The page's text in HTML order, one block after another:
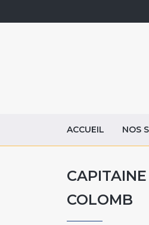
ACCUEIL NOS
COLOMB